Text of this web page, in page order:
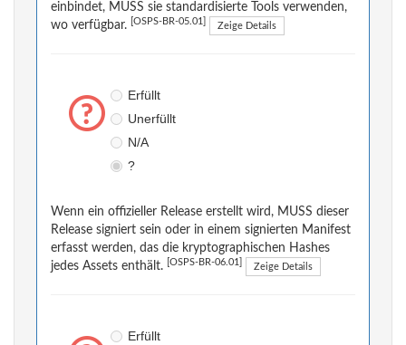
einbindet, MUSS sie standardisierte Tools verwenden,
wo verfügbar.
[OSPS-BR-05.01] Zeige Details
Erfüllt
Unerfüllt
N/A
?
Wenn ein offizieller Release erstellt wird, MUSS dieser
Release signiert sein oder in einem signierten Manifest
erfasst werden, das die kryptographischen Hashes
jedes Assets enthält.
[OSPS-BR-06.01] Zeige Details
Erfüllt